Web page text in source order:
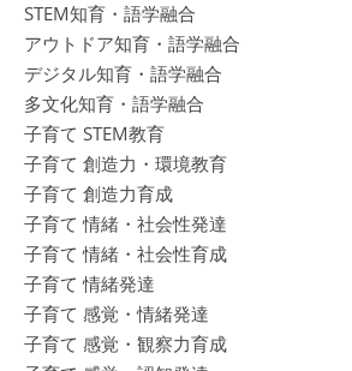
STEM知育・語学融合
アウトドア知育・語学融合
デジタル知育・語学融合
多文化知育・語学融合
子育て STEM教育
子育て 創造力・環境教育
子育て 創造力育成
子育て 情緒・社会性発達
子育て 情緒・社会性育成
子育て 情緒発達
子育て 感覚・情緒発達
子育て 感覚・観察力育成